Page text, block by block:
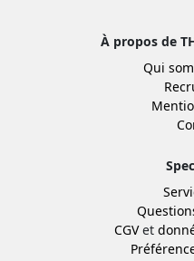
À propos de
Qui
CGVet